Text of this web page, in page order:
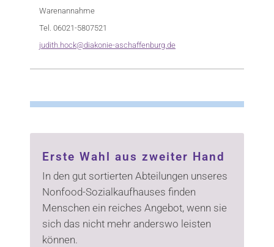
Warenannahme
Tel. 06021-5807521
judith.hock@diakonie-aschaffenburg.de
Erste Wahl aus zweiter Hand
In den gut sortierten Abteilungen unseres
Nonfood-Sozialkaufhauses finden
Menschen ein reiches Angebot, wenn sie
sich das nicht mehr anderswo leisten
können.